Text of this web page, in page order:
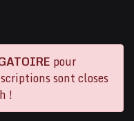
pour
sont closes
!